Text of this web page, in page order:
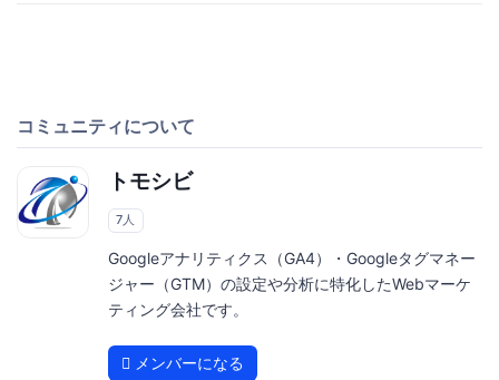
コミュニティについて
トモシビ
7人
Googleアナリティクス（GA4）・Googleタグマネー
ジャー（GTM）の設定や分析に特化したWebマーケ
ティング会社です。
メンバーになる